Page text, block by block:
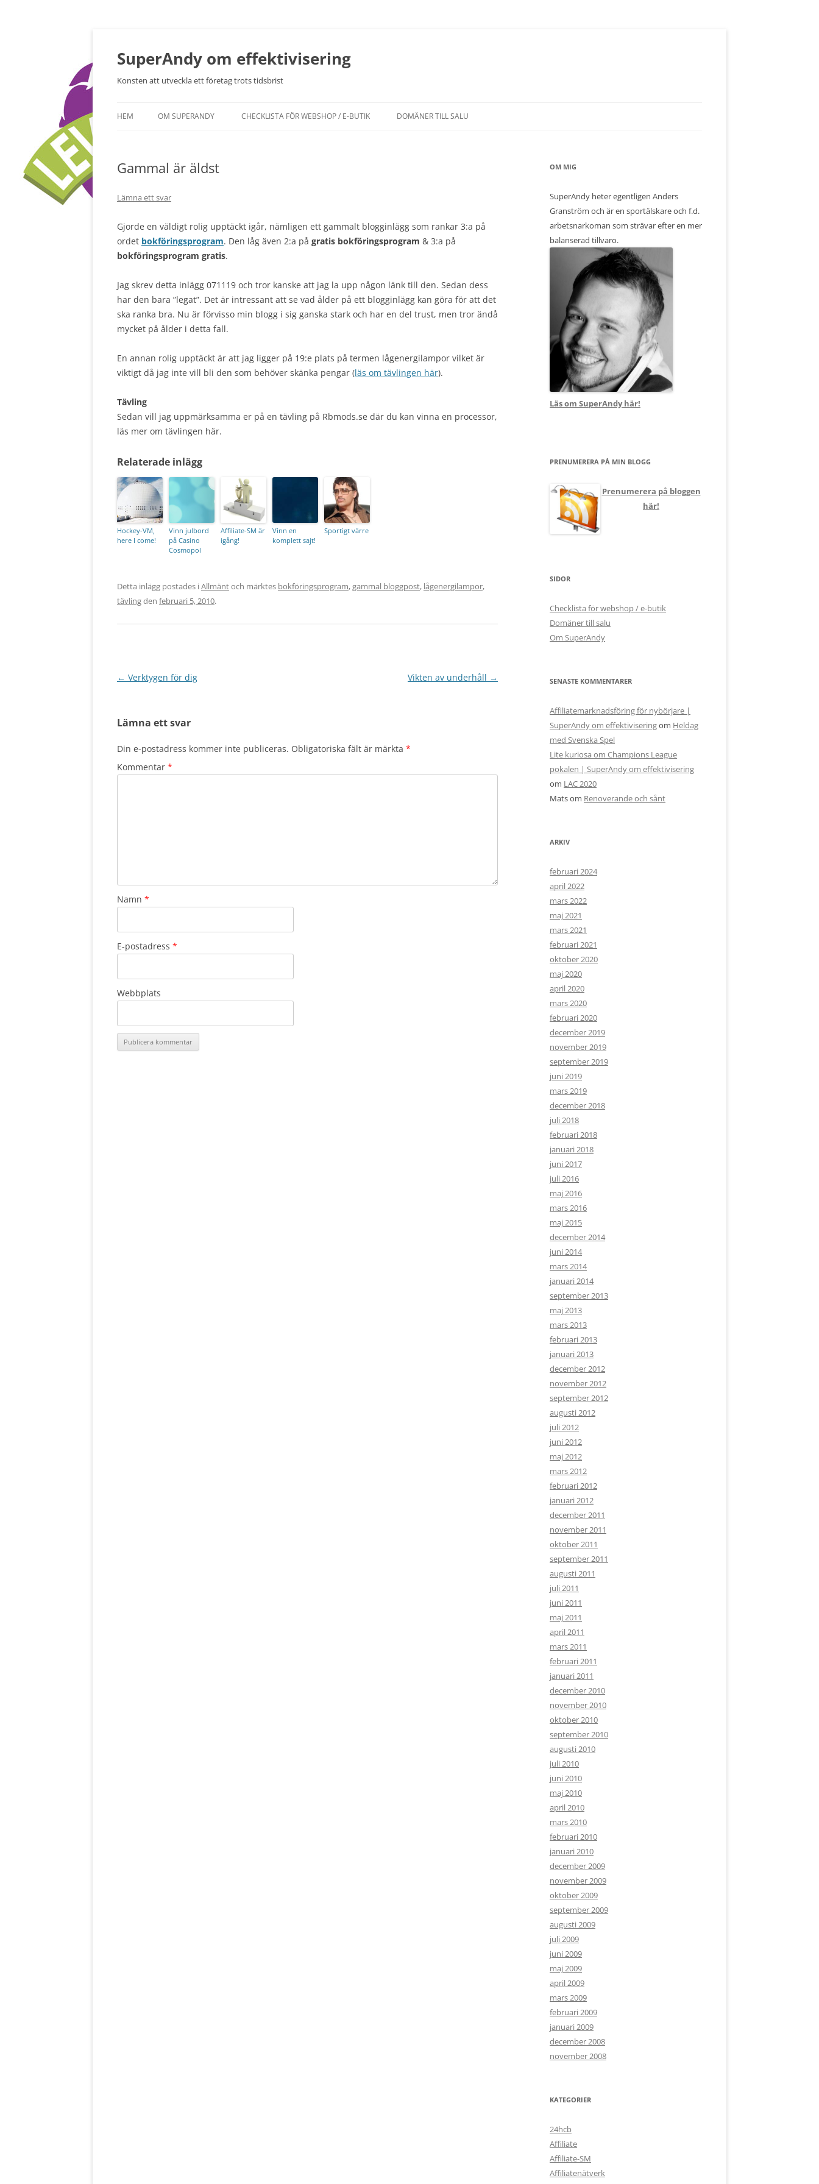
SuperAndy om effektivisering
Konsten att utveckla ett företag trots tidsbrist
HEM OM SUPERANDY CHECKLISTA FÖR WEBSHOP / E-BUTIK DOMÄNER TILL SALU
Gammal är äldst
Lämna ett svar
Gjorde en väldigt rolig upptäckt igår, nämligen ett gammalt blogginlägg som rankar 3:a på
ordet bokföringsprogram. Den låg även 2:a på gratis bokföringsprogram & 3:a på
bokföringsprogram gratis.
Jag skrev detta inlägg 071119 och tror kanske att jag la upp någon länk till den. Sedan dess
har den bara ”legat”. Det är intressant att se vad ålder på ett blogginlägg kan göra för att det
ska ranka bra. Nu är förvisso min blogg i sig ganska stark och har en del trust, men tror ändå
mycket på ålder i detta fall.
En annan rolig upptäckt är att jag ligger på 19:e plats på termen lågenergilampor vilket är
viktigt då jag inte vill bli den som behöver skänka pengar (läs om tävlingen här).
Tävling
Sedan vill jag uppmärksamma er på en tävling på Rbmods.se där du kan vinna en processor,
läs mer om tävlingen här.
Relaterade inlägg
Hockey-VM,
here I come!
Vinn julbord
på Casino
Cosmopol
Affiliate-SM är
igång!
Vinn en
komplett sajt!
Sportigt värre
Detta inlägg postades iAllmäntoch märktes bokföringsprogram,gammal bloggpost, lågenergilampor,
tävlingden februari 5, 2010.
Inläggsnavigering
← Verktygen för dig Vikten av underhåll →
Lämna ett svar
Din e-postadress kommer inte publiceras. Obligatoriska fält är märkta *
Kommentar *
Namn *
E-postadress *
Webbplats
OM MIG
SuperAndy heter egentligen Anders
Granström och är en sportälskare och f.d.
arbetsnarkoman som strävar efter en mer
balanserad tillvaro.
Läs om SuperAndy här!
PRENUMERERA PÅ MIN BLOGG
Prenumerera på bloggen
här!
SIDOR
Checklista för webshop / e-butik
Domäner till salu
Om SuperAndy
SENASTE KOMMENTARER
Affiliatemarknadsföring för nybörjare |
SuperAndy om effektiviseringom Heldag
med Svenska Spel
Lite kuriosa om Champions League
pokalen | SuperAndy om effektivisering
om LAC 2020
Matsom Renoverande och sånt
ARKIV
februari 2024
april 2022
mars 2022
maj 2021
mars 2021
februari 2021
oktober 2020
maj 2020
april 2020
mars 2020
februari 2020
december 2019
november 2019
september 2019
juni 2019
mars 2019
december 2018
juli 2018
februari 2018
januari 2018
juni 2017
juli 2016
maj 2016
mars 2016
maj 2015
december 2014
juni 2014
mars 2014
januari 2014
september 2013
maj 2013
mars 2013
februari 2013
januari 2013
december 2012
november 2012
september 2012
augusti 2012
juli 2012
juni 2012
maj 2012
mars 2012
februari 2012
januari 2012
december 2011
november 2011
oktober 2011
september 2011
augusti 2011
juli 2011
juni 2011
maj 2011
april 2011
mars 2011
februari 2011
januari 2011
december 2010
november 2010
oktober 2010
september 2010
augusti 2010
juli 2010
juni 2010
maj 2010
april 2010
mars 2010
februari 2010
januari 2010
december 2009
november 2009
oktober 2009
september 2009
augusti 2009
juli 2009
juni 2009
maj 2009
april 2009
mars 2009
februari 2009
januari 2009
december 2008
november 2008
KATEGORIER
24hcb
Affiliate
Affiliate-SM
Affiliatenätverk